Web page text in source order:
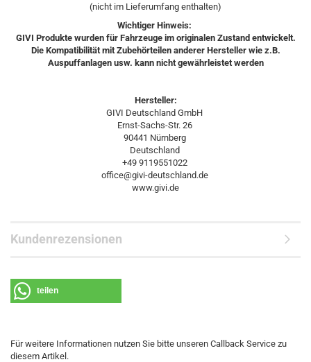
(nicht im Lieferumfang enthalten)
Wichtiger Hinweis:
GIVI Produkte wurden für Fahrzeuge im originalen Zustand entwickelt.
Die Kompatibilität mit Zubehörteilen anderer Hersteller wie z.B.
Auspuffanlagen usw. kann nicht gewährleistet werden
Hersteller:
GIVI Deutschland GmbH
Ernst-Sachs-Str. 26
90441 Nürnberg
Deutschland
+49 9119551022
office@givi-deutschland.de
www.givi.de
Kundenrezensionen
teilen
Für weitere Informationen nutzen Sie bitte unseren Callback Service zu
diesem Artikel.